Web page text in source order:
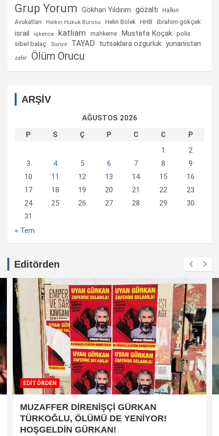
Grup Yorum Gökhan Yıldırım gözaltı
Halkın
Avukatları
Halkın Hukuk Bürosu Helin Bölek HHB ibrahim gökçek
israil işkence katliam mahkeme Mustafa Koçak polis
sibel balaç Suriye TAYAD tutsaklara ozgurluk yunanistan
zafer Ölüm Orucu
ARŞİV
AĞUSTOS 2026
P
S Ç P C C
P
1
2
3
4 5 6 7 8
9
10
11 12 13 14 15
16
17
18 19 20 21 22
23
24
25 26 27 28 29
30
31
« Tem
Editörden
EDİTÖRDEN
MUZAFFER DİRENİŞÇİ GÜRKAN
TÜRKOĞLU, ÖLÜMÜ DE YENİYOR!
HOŞGELDİN GÜRKAN!